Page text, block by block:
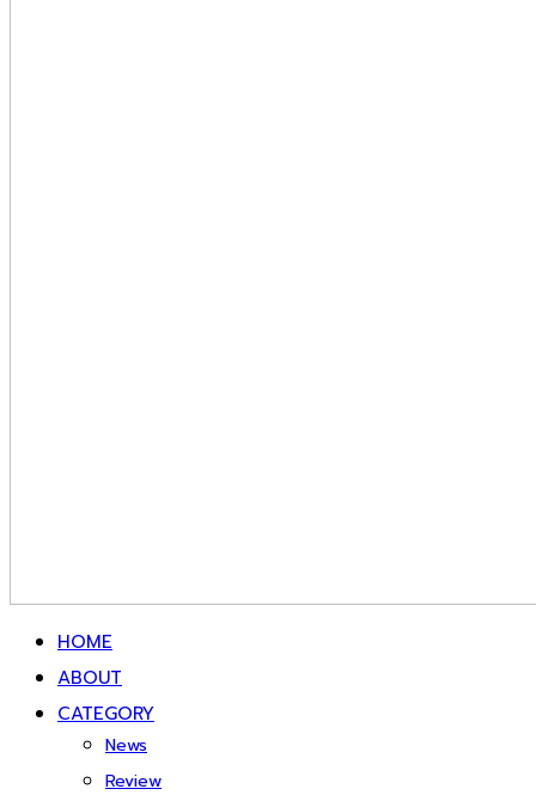
HOME
ABOUT
CATEGORY
News
Review